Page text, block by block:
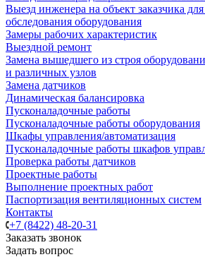
Выезд инженера на объект заказчика
обследования оборудования
Замеры рабочих характеристик
Выездной ремонт
Замена вышедшего из строя
и различных узлов
Замена датчиков
Динамическая балансировка
Пусконаладочные работы
Пусконаладочные работы оборудования
Шкафы управления/автоматизация
Пусконаладочные работы шкафов
Проверка работы датчиков
Проектные работы
Выполнение проектных работ
Паспортизация вентиляционных систем
Контакты
+7 (8422) 48-20-31
Заказать звонок
Задать вопрос